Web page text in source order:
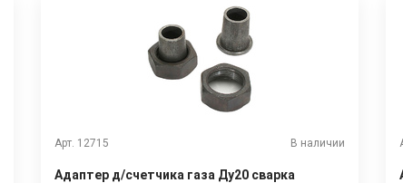
Арт. 12715 В наличии
Адаптер д/счетчика газа Ду20 сварка